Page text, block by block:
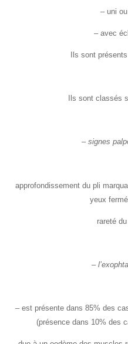
– uni
– avec
Ils sont
Ils sont classés
– signes
approfondissement du pli
yeux
rareté
–
– est présente dans 85% des
(présence dans 10% des